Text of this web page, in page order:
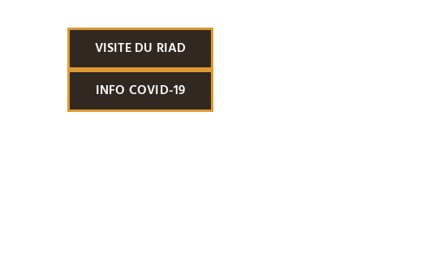
VISITE DU RIAD
INFO COVID-19